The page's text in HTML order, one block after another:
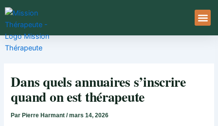
Aller
au
contenu
Dans quels annuaires s’inscrire
quand on est thérapeute
Par Pierre Harmant/mars 14, 2026